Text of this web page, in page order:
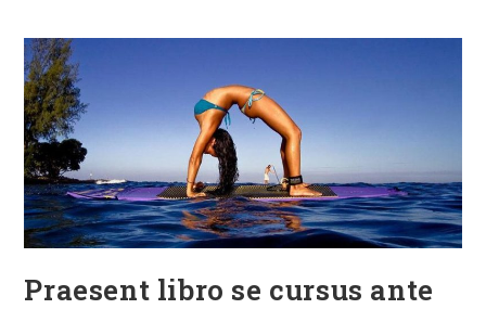
Praesent libro se cursus ante